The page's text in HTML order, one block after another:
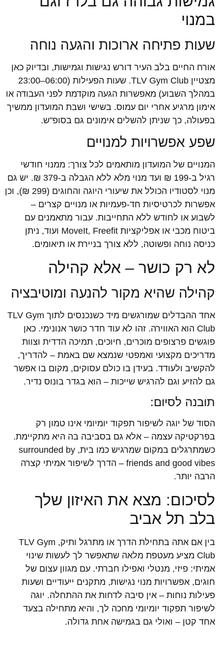
במנוי
שעות פתיחה ארוכות והגעה נוחה
אורח החיים בלב העיר דורש נגישות וגמישות, ובדיוק כאן
מצטיין TLV Gym Club. שעות הפעילות (06:00–23:00
במהלך השבוע) מאפשרות הגעה מוקדמת לפני העבודה או
אימון מרגיע אחרי יום עמוס. בשישי ושבת המועדון ממשיך
בפעולה, כך שניתן להשלים אימונים גם בסופ"ש.
שפע אפשרויות למנויים
המנויים של המועדון מותאמים לכל צורך: ממנוי חודשי
רגיל ב-199 ₪ ועד מנוי מלא ללא הגבלה ב-379 ₪. יש גם
מנוי לסטודיו הכולל את שיעורי היוגה והחוגים (299 ₪), וכן
אפשרות לכרטיסיות חד-פעמיות או מנויים קצרים –
לשבוע או לחודש ללא התחייבות. עבור מתאמנים עם
ביטוח מכבי או אפליקציות MoveIt, Freefit ועוד, ניתן
כניסה נוחה ופשוטה, ללא צורך בניירת או תיאומים.
לא רק כושר – אלא קהילה
קהילה שהיא מקור להנעה ומוטיבציה
אחד ההבדלים שמורגשים מיד כשנכנסים לתוך TLV Gym
Club הוא האווירה. זהו לא עוד חדר כושר אנונימי. כאן
פוגשים פרצופים מוכרים, חיוכים, תמיכה הדדית וצוות
מדריכים מקצועי ואמפטי שנמצא שם באמת – להדריך,
להקשיב ולעודד. בעידן בו כולם עסוקים, מקום בו אפשר
גם להזיע וגם להרגיש שייכות – הוא בגדר בונוס נדיר.
תובנה לסיום:
הסוד של יוגה לשיפור תפקוד יומיומי אינו טמון רק
בפרקטיקה עצמה – אלא גם בסביבה בה היא מתקיימת.
כשמתרגלים במקום שמרגיש כמו בית, surrounded by
friends and good vibes – הדרך לשיפור אמיתי קצרה
הרבה יותר.
לסיכום: מצא את האיזון שלך
בלב תל אביב
בין אם אתה בתחילת הדרך או מתרגל ותיק, TLV Gym
Club מציע מעטפת מלאה שתאפשר לך לעשות שינוי
אמיתי: פיזי, מנטלי ואפילו חברתי. עם מגוון עצום של
חוגים, אפשרויות מנוי נגישות, מתקנים ייעודיים ושעות
פעילות נוחות – אין סיבה לדחות את ההתחלה. יוגה
לשיפור תפקוד יומיומי מחכה לך, והיא מתחילה בצעד
אחד קטן – ואולי גם בגמישה אחת גדולה.